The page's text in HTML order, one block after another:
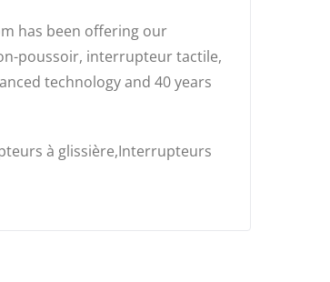
has been offering our
poussoir, interrupteur tactile,
technology and 40 years
à glissière,Interrupteurs